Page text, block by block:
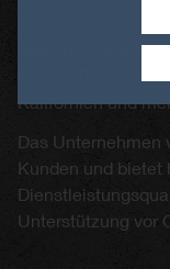
Seit 2012 ist S&P
Strong-Tie, einem
Kalifornien und
Das Unternehmen
Kunden und bietet
Unterstützung vor